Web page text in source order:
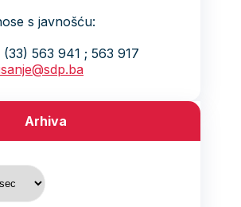
s javnošću:
563 941 ; 563 917
Arhiva